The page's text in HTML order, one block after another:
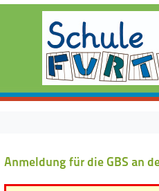
Anmeldung für die GBS an